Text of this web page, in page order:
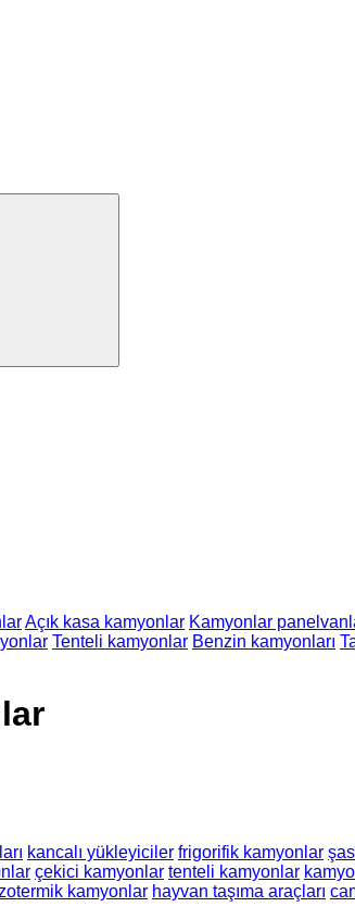
Açık kasa kamyonlar Kamyonlar
Tenteli kamyonlar Benzin kamyonları
kancalı yükleyiciler frigorifik kamyonlar
çekici kamyonlar tenteli kamyonlar
kamyonlar hayvan taşıma araçları